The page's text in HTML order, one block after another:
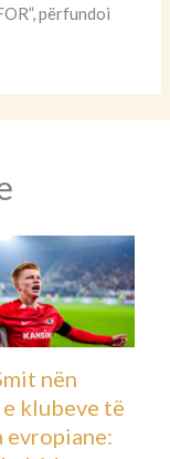
përfundoi
e martë